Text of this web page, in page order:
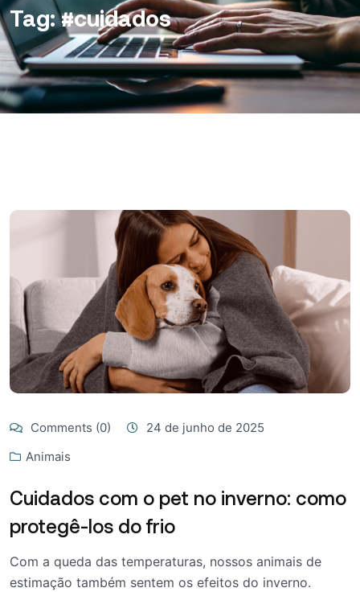
Tag:#cuidados
Comments (0)
24 de junho de 2025
Animais
Cuidados com o pet no inverno: como
protegê-los do frio
Com a queda das temperaturas, nossos animais de
estimação também sentem os efeitos do inverno.